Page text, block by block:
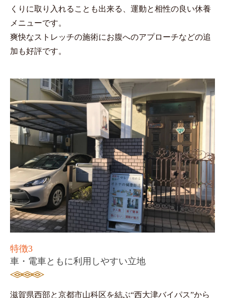
くりに取り入れることも出来る、運動と相性の良い休養
メニューです。
爽快なストレッチの施術にお腹へのアプローチなどの追
加も好評です。
特徴3
車・電車ともに利用しやすい立地
滋賀県西部と京都市山科区を結ぶ“西大津バイパス”から